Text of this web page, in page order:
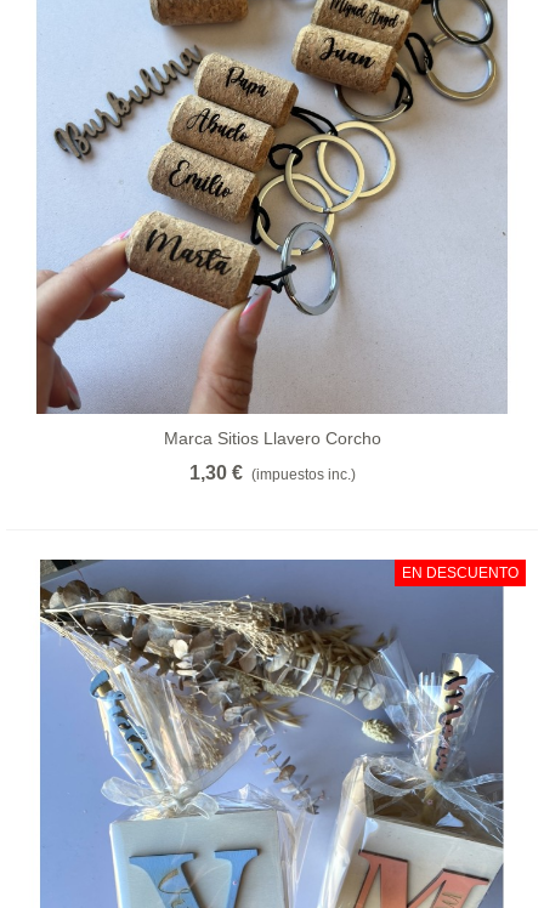
Marca Sitios Llavero Corcho
1,30 € (impuestos inc.)
EN DESCUENTO